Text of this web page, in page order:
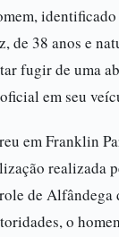
de 38 anos e
fugir de uma
em seu
em Franklin
realizada
de Alfândega
o